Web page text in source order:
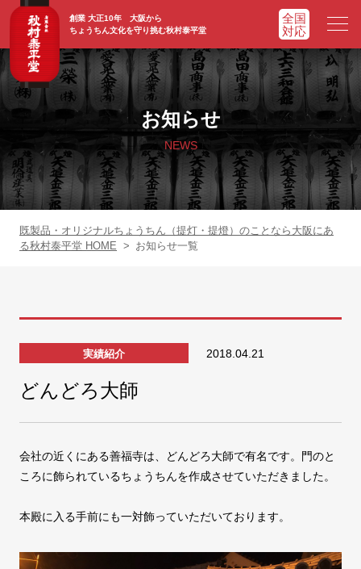
創業 大正10年 大阪から
ちょうちん文化を守り挑む秋村泰平堂
ホーム HOME
ADVATAGE
提灯一覧 CHOCHIN
FAX注文 お問い合わせ
お知らせ
NEWS
既製品・オリジナルちょうちん（提灯・提燈）のことなら大阪にあ
る秋村泰平堂 HOME > お知らせ一覧
実績紹介 2018.04.21
どんどろ大師
会社の近くにある善福寺は、どんどろ大師で有名です。門のと
ころに飾られているちょうちんを作成させていただきました。
本殿に入る手前にも一対飾っていただいております。